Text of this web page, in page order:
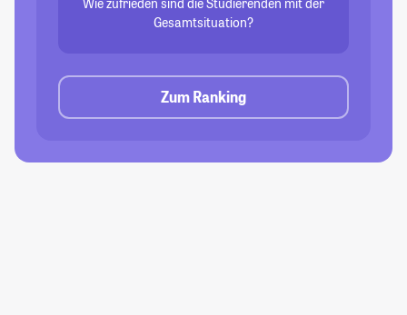
Wie zufrieden sind die Studierenden mit der
Gesamtsituation?
Zum Ranking